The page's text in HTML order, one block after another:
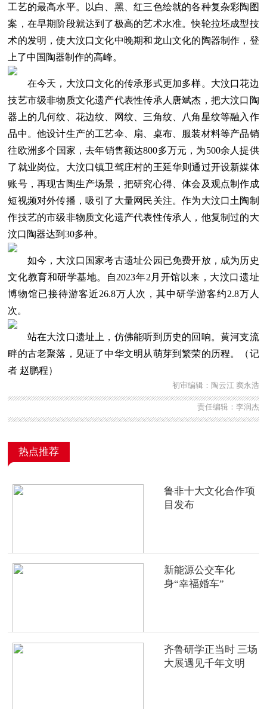
工艺的最高水平。以白、黑、红三色绘就的各种复杂彩陶图
案，在早期阶段就达到了极高的艺术水准。快轮拉坯成型技
术的发明，使大汶口文化中晚期和龙山文化的陶器制作，登
上了中国陶器制作的高峰。
在今天，大汶口文化的传承形式更加多样。大汶口花边
技艺市级非物质文化遗产代表性传承人唐斌杰，把大汶口陶
器上的几何纹、花边纹、网纹、三角纹、八角星纹等融入作
品中。他设计生产的工艺伞、扇、桌布、服装材料等产品销
往欧洲多个国家，去年销售额达800多万元，为500余人提供
了就业岗位。大汶口镇卫驾庄村的王延华则通过开设新媒体
账号，再现古陶生产场景，把研究心得、体会及观点制作成
短视频对外传播，吸引了大量网民关注。作为大汶口土陶制
作技艺的市级非物质文化遗产代表性传承人，他复制过的大
汶口陶器达到30多种。
如今，大汶口国家考古遗址公园已免费开放，成为历史
文化教育和研学基地。自2023年2月开馆以来，大汶口遗址
博物馆已接待游客近26.8万人次，其中研学游客约2.8万人
次。
站在大汶口遗址上，仿佛能听到历史的回响。黄河支流
畔的古老聚落，见证了中华文明从萌芽到繁荣的历程。（记
者 赵鹏程）
初审编辑：陶云江 窦永浩
责任编辑：李润杰
热点推荐
鲁非十大文化合作项
目发布
新能源公交车化
身“幸福婚车”
齐鲁研学正当时 三场
大展遇见千年文明